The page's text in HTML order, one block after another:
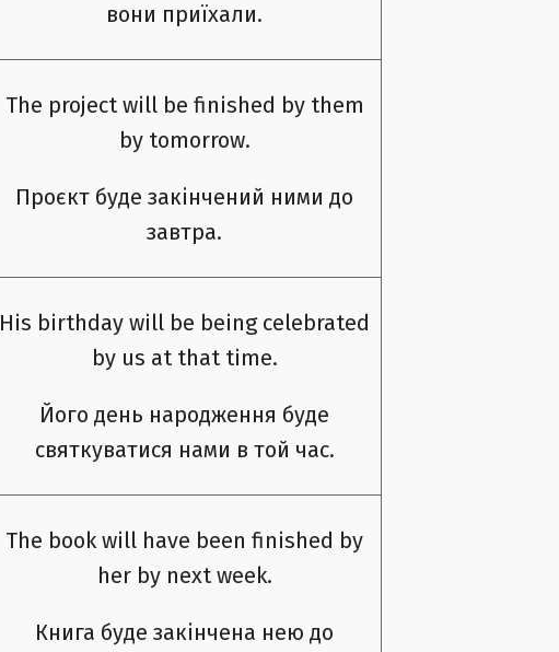
вони приїхали.
The project will be finished by them
by tomorrow.
Проєкт буде закінчений ними до
завтра.
His birthday will be being celebrated
by us at that time.
Його день народження буде
святкуватися нами в той час.
The book will have been finished by
her by next week.
Книга буде закінчена нею до